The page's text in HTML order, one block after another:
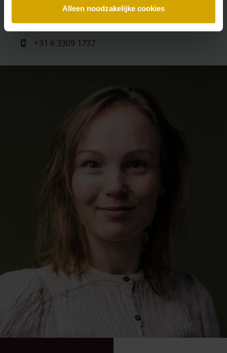
Alleen noodzakelijke cookies
e.van.der.meulen@lexence.com
+31 20 573 6855
+31 6 3309 1737